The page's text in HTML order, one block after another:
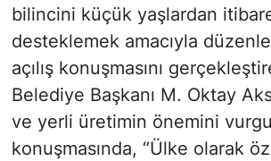
bilincini küçük yaşlardan
desteklemek amacıyla
açılış konuşmasını
Belediye Başkanı M. Oktay
ve yerli üretimin önemini
konuşmasında, “Ülke olarak öz